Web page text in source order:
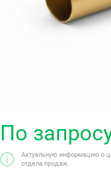
По
Актуальную информацию о
отдела продаж.